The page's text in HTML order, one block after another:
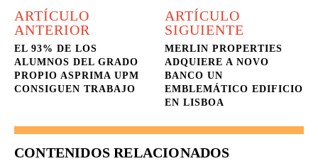
ARTÍCULO
ANTERIOR
EL 93% DE LOS
ALUMNOS DEL GRADO
PROPIO ASPRIMA UPM
CONSIGUEN TRABAJO
ARTÍCULO
SIGUIENTE
MERLIN PROPERTIES
ADQUIERE A NOVO
BANCO UN
EMBLEMÁTICO EDIFICIO
EN LISBOA
CONTENIDOS RELACIONADOS